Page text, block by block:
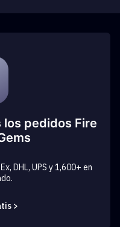
pedidos Fire
DHL, UPS y 1,600+ en
>